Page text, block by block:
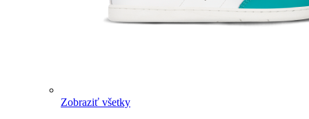
Zobraziť všetky